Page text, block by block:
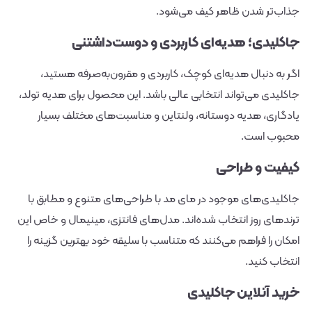
جذاب‌تر شدن ظاهر کیف می‌شود.
جاکلیدی؛ هدیه‌ای کاربردی و دوست‌داشتنی
اگر به دنبال هدیه‌ای کوچک، کاربردی و مقرون‌به‌صرفه هستید،
جاکلیدی می‌تواند انتخابی عالی باشد. این محصول برای هدیه تولد،
یادگاری، هدیه دوستانه، ولنتاین و مناسبت‌های مختلف بسیار
محبوب است.
کیفیت و طراحی
جاکلیدی‌های موجود در مای مد با طراحی‌های متنوع و مطابق با
ترندهای روز انتخاب شده‌اند. مدل‌های فانتزی، مینیمال و خاص این
امکان را فراهم می‌کنند که متناسب با سلیقه خود بهترین گزینه را
انتخاب کنید.
خرید آنلاین جاکلیدی